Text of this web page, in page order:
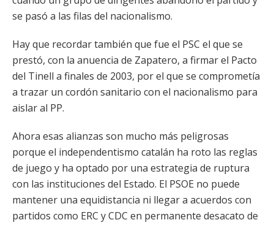
se pasó a las filas del nacionalismo.
Hay que recordar también que fue el PSC el que se
prestó, con la anuencia de Zapatero, a firmar el Pacto
del Tinell a finales de 2003, por el que se comprometía
a trazar un cordón sanitario con el nacionalismo para
aislar al PP.
Ahora esas alianzas son mucho más peligrosas
porque el independentismo catalán ha roto las reglas
de juego y ha optado por una estrategia de ruptura
con las instituciones del Estado. El PSOE no puede
mantener una equidistancia ni llegar a acuerdos con
partidos como ERC y CDC en permanente desacato de